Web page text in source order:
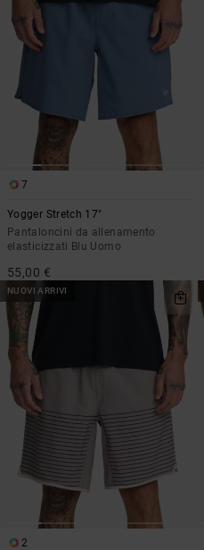
7
Yogger Stretch 17"
Pantaloncini da allenamento
elasticizzati Blu Uomo
55,00 €
NUOVI ARRIVI
2